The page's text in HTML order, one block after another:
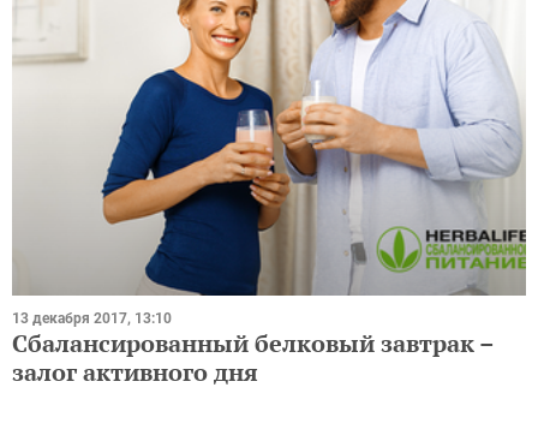
13 декабря 2017, 13:10
Сбалансированный белковый завтрак –
залог активного дня